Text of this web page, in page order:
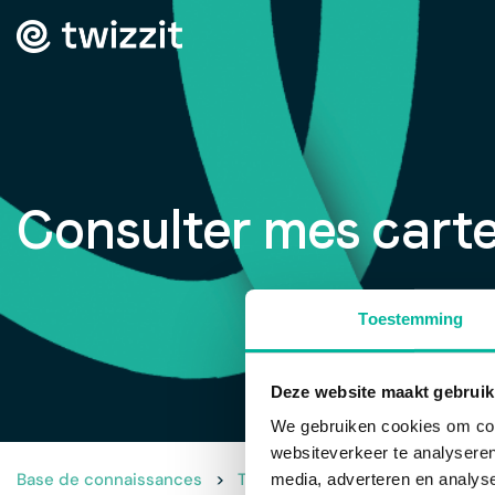
Toestemming
Deze website maakt
We gebruiken cookies om
websiteverkeer te
media, adverteren en
Consulter mes
Base de connaissances > Travailler avec les cartes de